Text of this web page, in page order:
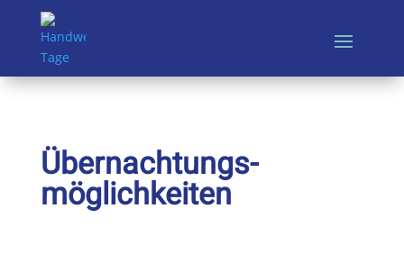
Übernachtungs­
möglichkeiten